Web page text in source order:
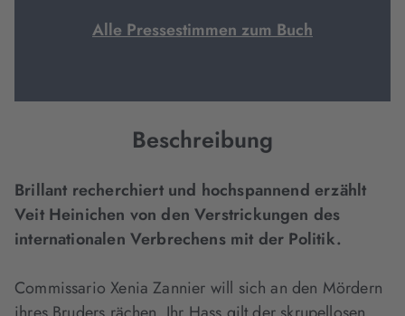
Alle Pressestimmen zum Buch
Beschreibung
Brillant recherchiert und hochspannend erzählt
Veit Heinichen von den Verstrickungen des
internationalen Verbrechens mit der Politik.
Commissario Xenia Zannier will sich an den Mördern